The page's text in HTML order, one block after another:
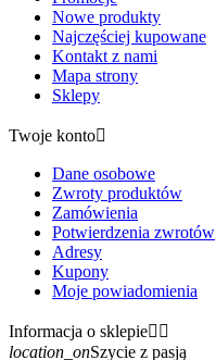
Nowe produkty
Najczęściej kupowane
Kontakt z nami
Mapa strony
Sklepy
Twoje konto
Dane osobowe
Zwroty produktów
Zamówienia
Potwierdzenia zwrotów
Adresy
Kupony
Moje powiadomienia
Informacja o sklepie 
location_onSzycie z pasją